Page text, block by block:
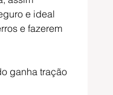
e ideal
e fazerem
ganha tração